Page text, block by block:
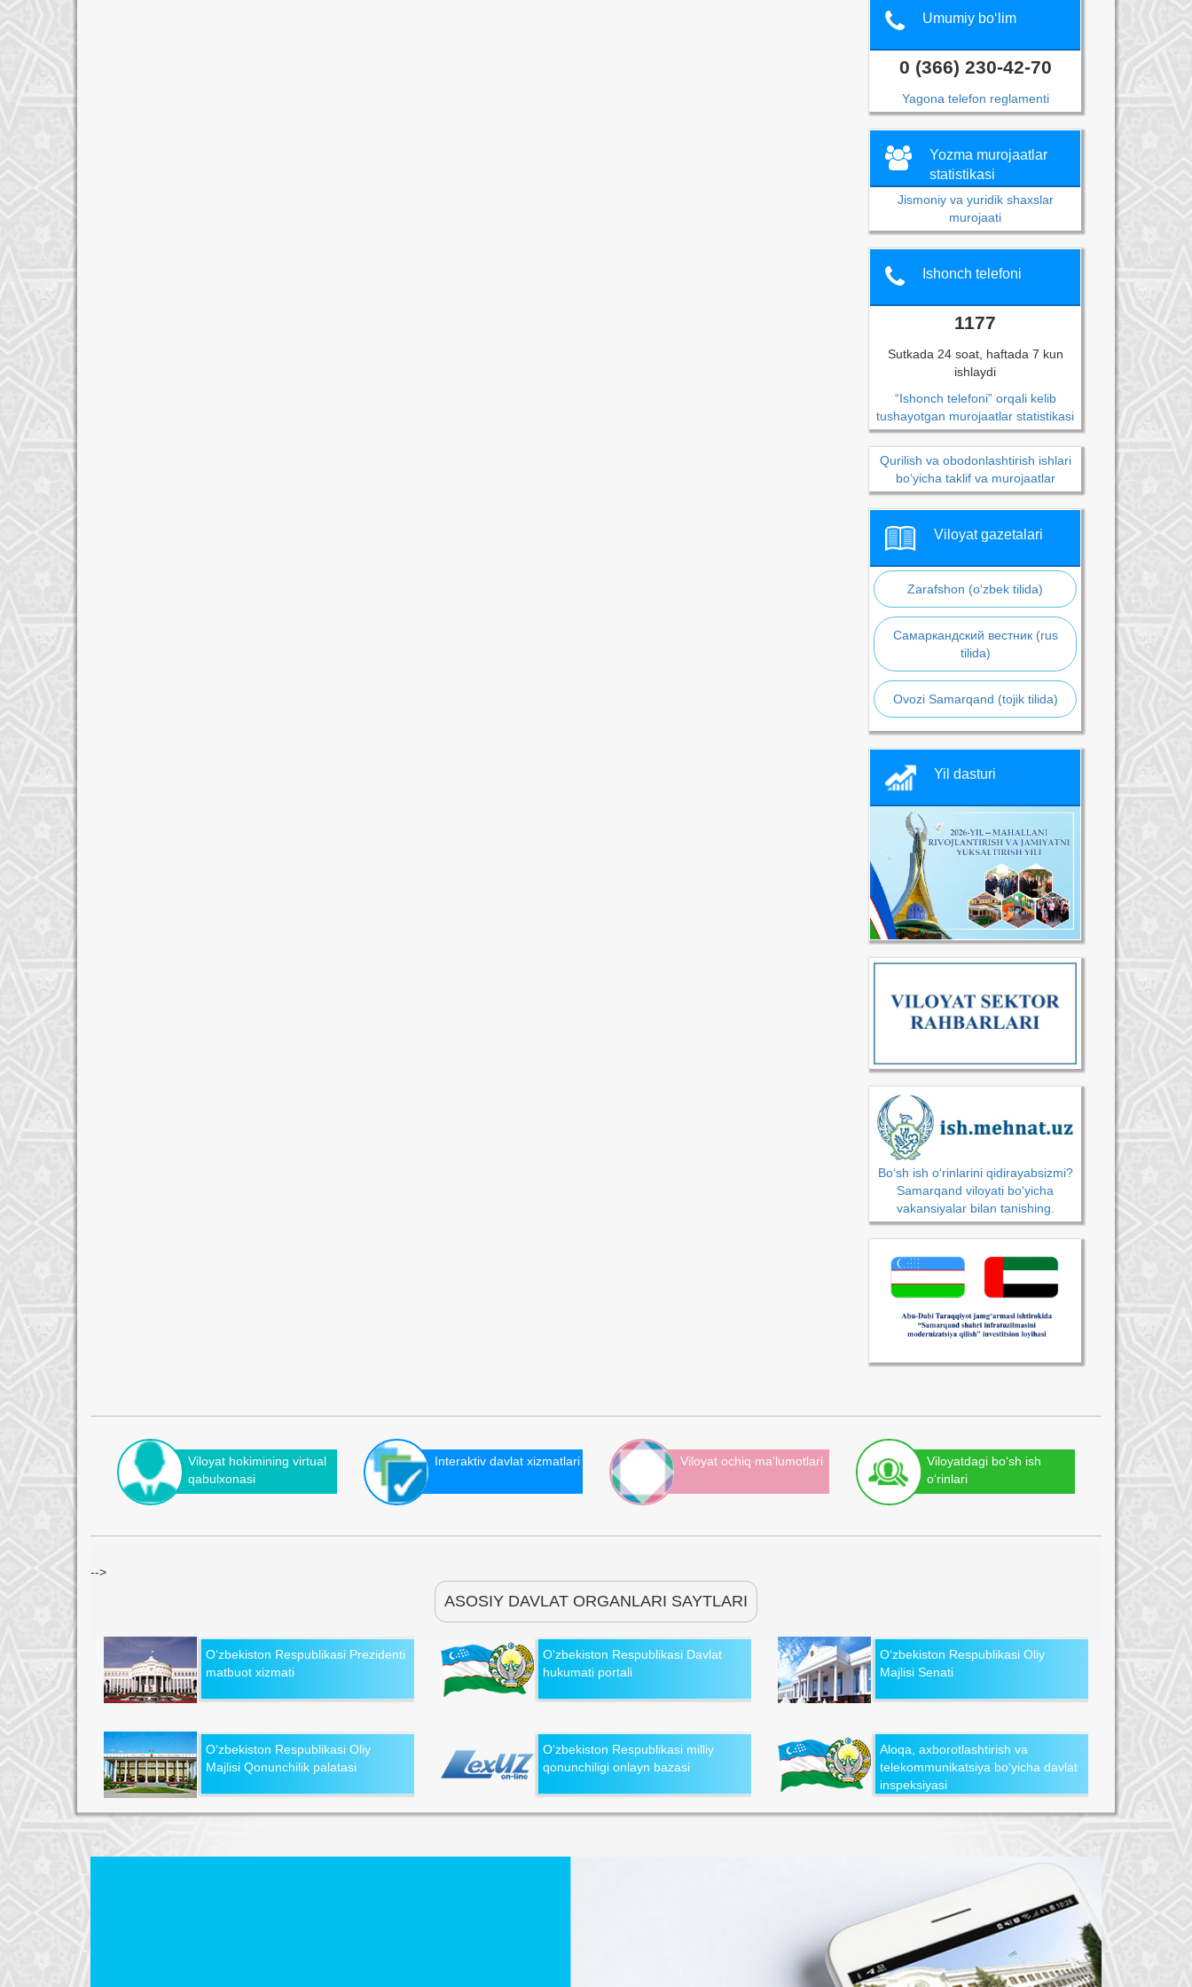
Umumiy bo‘lim
0 (366) 230-42-70
Yagona telefon reglamenti
Yozma murojaatlar
statistikasi
Jismoniy va yuridik shaxslar
murojaati
Ishonch telefoni
1177
Sutkada 24 soat, haftada 7 kun
ishlaydi
“Ishonch telefoni” orqali kelib
tushayotgan murojaatlar statistikasi
Qurilish va obodonlashtirish ishlari
bo‘yicha taklif va murojaatlar
Viloyat gazetalari
Zarafshon (o‘zbek tilida)
Самаркандский вестник (rus
tilida)
Ovozi Samarqand (tojik tilida)
Yil dasturi
Bo‘sh ish o‘rinlarini qidirayabsizmi?
Samarqand viloyati bo‘yicha
vakansiyalar bilan tanishing.
Viloyat hokimining virtual
qabulxonasi
Interaktiv davlat xizmatlari Viloyat ochiq ma'lumotlari
Viloyatdagi bo‘sh ish
o‘rinlari
-->
ASOSIY DAVLAT ORGANLARI SAYTLARI
O‘zbekiston Respublikasi Prezidenti
matbuot xizmati
O‘zbekiston Respublikasi Davlat
hukumati portali
O‘zbekiston Respublikasi Oliy
Majlisi Senati
O‘zbekiston Respublikasi Oliy
Majlisi Qonunchilik palatasi
O‘zbekiston Respublikasi milliy
qonunchiligi onlayn bazasi
Aloqa, axborotlashtirish va
telekommunikatsiya bo‘yicha davlat
inspeksiyasi